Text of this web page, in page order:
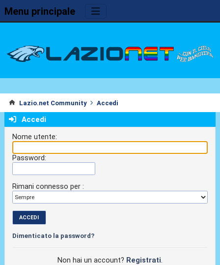
Menu principale
Lazio.net Community Accedi
Accedi
Nome utente:
Password:
Rimani connesso per :
Dimenticato la password?
Non hai un account? Registrati.